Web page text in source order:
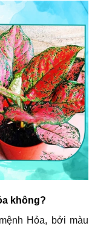
không?
Hỏa, bởi màu